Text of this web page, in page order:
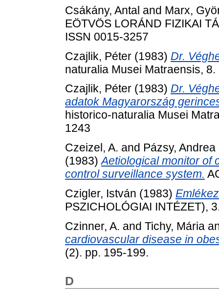
Csákány, Antal and Marx,
EÖTVÖS LORÁND FIZIKAI
ISSN 0015-3257
Czajlik, Péter (1983) Dr.
naturalia Musei Matraensis,
Czajlik, Péter (1983) Dr.
adatok Magyarország
historico-naturalia Musei
1243
Czeizel, A. and Pázsy, Andrea
(1983)Aetiological monitor of
control surveillance system.
Czigler, István (1983)
PSZICHOLÓGIAI INTÉZET),
Czinner, A. and Tichy, Mária
cardiovascular disease in
(2). pp. 195-199.
D